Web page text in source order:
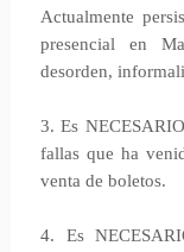
Actualmente
presencial en
desorden,
3. Es
fallas que ha
venta de boletos.
4. Es